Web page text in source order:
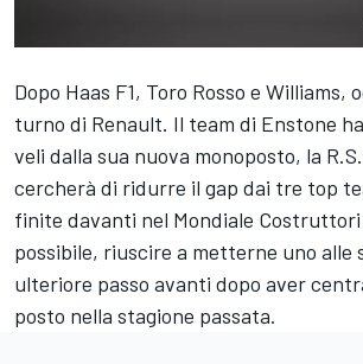
Dopo Haas F1, Toro Rosso e Williams,
turno di Renault. Il team di Enstone
veli dalla sua nuova monoposto, la
cercherà di ridurre il gap dai tre top
finite davanti nel Mondiale Costruttori
possibile, riuscire a metterne uno alle
ulteriore passo avanti dopo aver
posto nella stagione passata.